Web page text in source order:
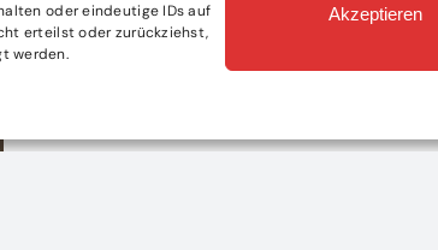
oder eindeutige IDs auf
erteilst oder zurückziehst,
werden.
Akzeptieren